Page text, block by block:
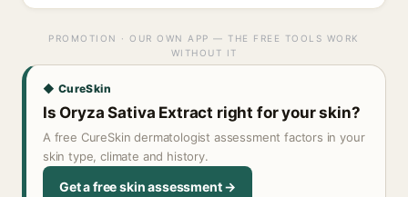
PROMOTION · OUR OWN APP — THE FREE TOOLS WORK
WITHOUT IT
◆ CureSkin
Is Oryza Sativa Extract right for your skin?
A free CureSkin dermatologist assessment factors in your
skin type, climate and history.
Get a free skin assessment →